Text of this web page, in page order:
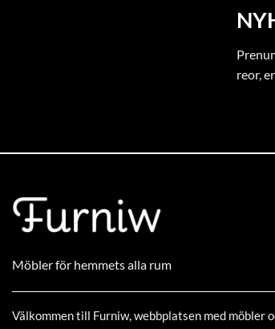
reor,
Möbler för hemmets alla rum
Välkommen till Furniw, webbplatsen med möbler